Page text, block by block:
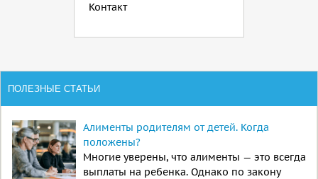
Контакт
ПОЛЕЗНЫЕ СТАТЬИ
Алименты родителям от детей. Когда
положены?
Многие уверены, что алименты — это всегда
выплаты на ребенка. Однако по закону